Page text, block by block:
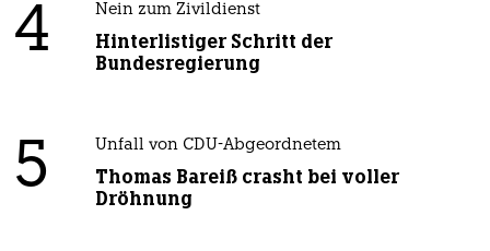
4 Nein zum Zivildienst
Hinterlistiger Schritt der
Bundesregierung
5 Unfall von CDU-Abgeordnetem
Thomas Bareiß crasht bei voller
Dröhnung